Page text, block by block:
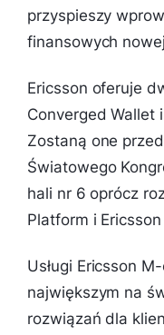
przyspieszy
finansowych
Ericsson oferuje
Converged Wallet
Zostaną one
Światowego
hali nr 6 oprócz
Platform i
Usługi Ericsson
największym na
rozwiązań dla